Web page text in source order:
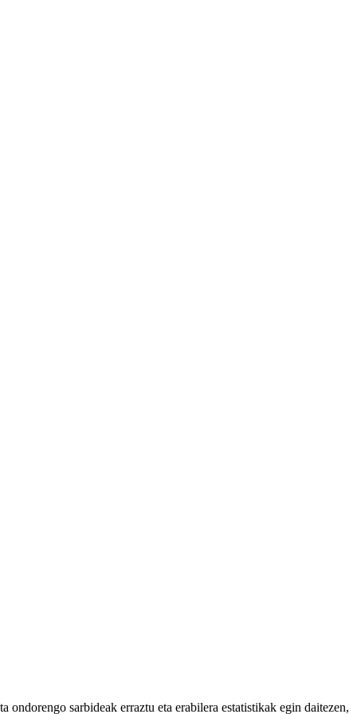
sarbideak erraztu eta erabilera estatistikak egin daitezen,